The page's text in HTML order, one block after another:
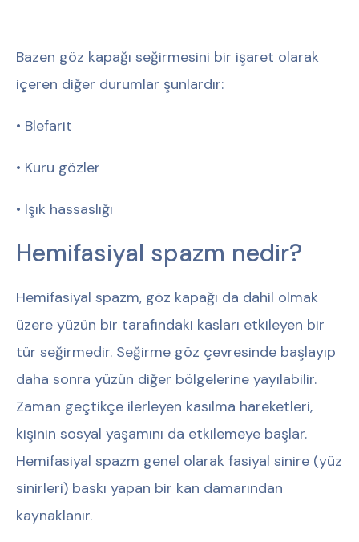
Bazen göz kapağı seğirmesini bir işaret olarak
içeren diğer durumlar şunlardır:
• Blefarit
• Kuru gözler
• Işık hassaslığı
Hemifasiyal spazm nedir?
Hemifasiyal spazm, göz kapağı da dahil olmak
üzere yüzün bir tarafındaki kasları etkileyen bir
tür seğirmedir. Seğirme göz çevresinde başlayıp
daha sonra yüzün diğer bölgelerine yayılabilir.
Zaman geçtikçe ilerleyen kasılma hareketleri,
kişinin sosyal yaşamını da etkilemeye başlar.
Hemifasiyal spazm genel olarak fasiyal sinire (yüz
sinirleri) baskı yapan bir kan damarından
kaynaklanır.